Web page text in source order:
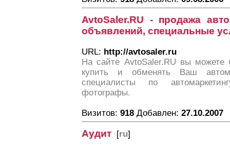
AvtoSaler.RU - продажа
объявлений, специальные
URL: http://avtosaler.ru
На сайте AvtoSaler.RU вы можете
купить и обменять Ваш
специалисты по
фотографы.
Визитов: 918 Добавлен: 27.10.2007
Аудит [ru]